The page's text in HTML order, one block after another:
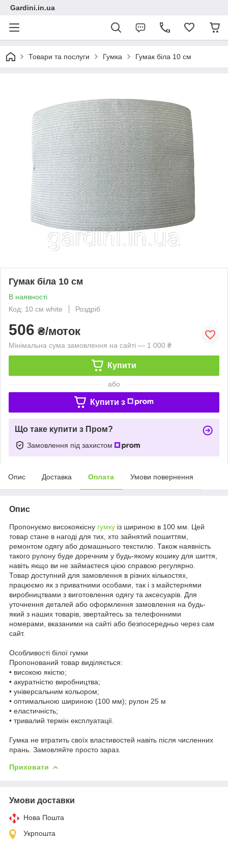
Gardini.in.ua
Товари та послуги Гумка Гумак біла 10 см
Гумак біла 10 см
В наявності
Код: 10 см white
Роздріб
506 ₴/моток
Мінімальна сума замовлення на сайті — 1 000 ₴
Купити
або
Купити з
Що таке купити з Пром?
Замовлення під захистом
Опис Доставка Оплата Умови повернення
Опис
Пропонуємо високоякісну гумку із шириною в 100 мм. Цей
товар стане в нагоді для тих, хто зайнятий пошиттям,
ремонтом одягу або домашнього текстилю. Також наявність
такого рулону буде доречним у будь-якому кошику для шиття,
навіть якщо ви не займаєтеся цією справою регулярно.
Товар доступний для замовлення в різних кількостях,
працюємо як з приватними особами, так і з майстернями
виробництвами з виготовлення одягу та аксесуарів. Для
уточнення деталей або оформлення замовлення на будь-
який з наших товарів, звертайтесь за телефонними
номерами, вказаними на сайті або безпосередньо через сам
сайт.
Особливості білої гумки
Пропонований товар виділяється:
• високою якістю;
• акуратністю виробництва;
• універсальним кольором;
• оптимальною шириною (100 мм); рулон 25 м
• еластичність;
• тривалий термін експлуатації.
Гумка не втратить своїх властивостей навіть після численних
прань. Замовляйте просто зараз.
Приховати
Умови доставки
Нова Пошта
Укрпошта